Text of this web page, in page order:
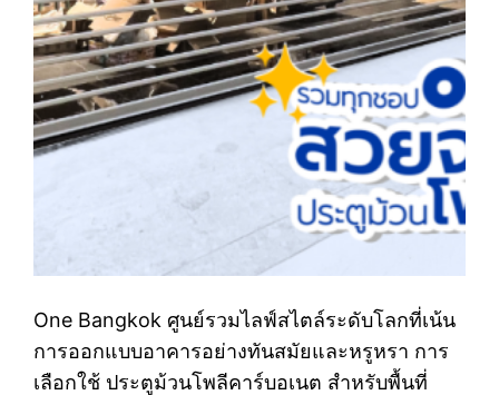
One Bangkok ศูนย์รวมไลฟ์สไตล์ระดับโลกที่เน้น
การออกแบบอาคารอย่างทันสมัยและหรูหรา การ
เลือกใช้ ประตูม้วนโพลีคาร์บอเนต สำหรับพื้นที่